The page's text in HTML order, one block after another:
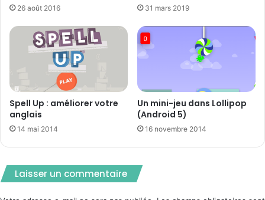
26 août 2016 31 mars 2019
Spell Up : améliorer votre
anglais
14 mai 2014
Un mini-jeu dans Lollipop
(Android 5)
16 novembre 2014
Laisser un commentaire